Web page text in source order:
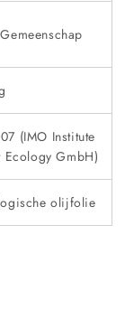
(IMO Institute
Ecology GmbH)
olijfolie